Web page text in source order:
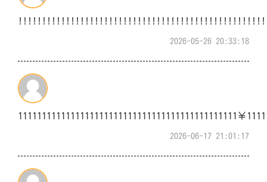
2026-05-26 20:33:18
1111111111111111111111111111111111111111111111￥
2026-06-17 21:01:17